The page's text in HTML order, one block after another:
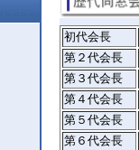
初代会長
第２代会長
第３代会長
第４代会長
第５代会長
第６代会長